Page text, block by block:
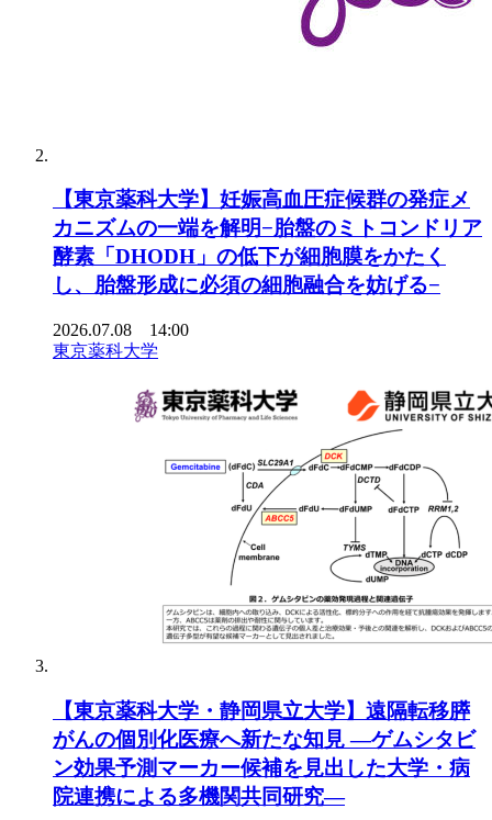
【東京薬科大学】妊娠高血圧症候群の発症メ
カニズムの一端を解明−胎盤のミトコンドリア
酵素「DHODH」の低下が細胞膜をかたく
し、胎盤形成に必須の細胞融合を妨げる−
2026.07.08 14:00
東京薬科大学
【東京薬科大学・静岡県立大学】遠隔転移膵
がんの個別化医療へ新たな知見 ―ゲムシタビ
ン効果予測マーカー候補を見出した大学・病
院連携による多機関共同研究―